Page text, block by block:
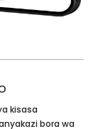
kisasa
bora wa